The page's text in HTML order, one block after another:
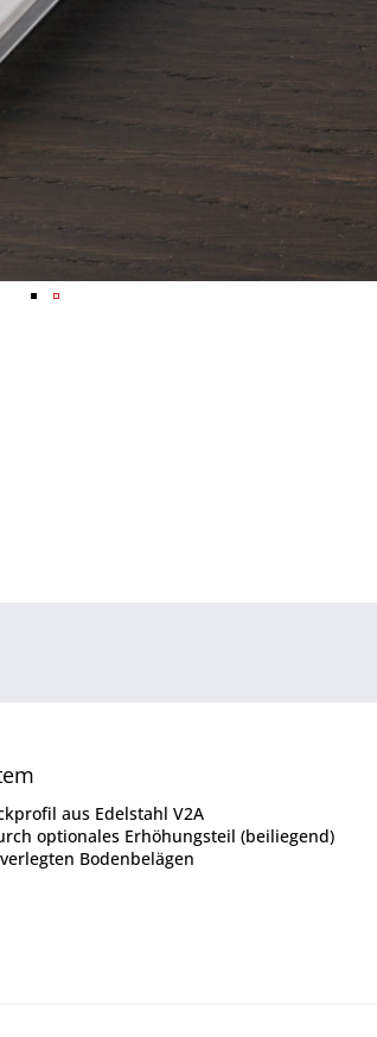
aus Edelstahl V2A
optionales Erhöhungsteil (beiliegend)
Bodenbelägen